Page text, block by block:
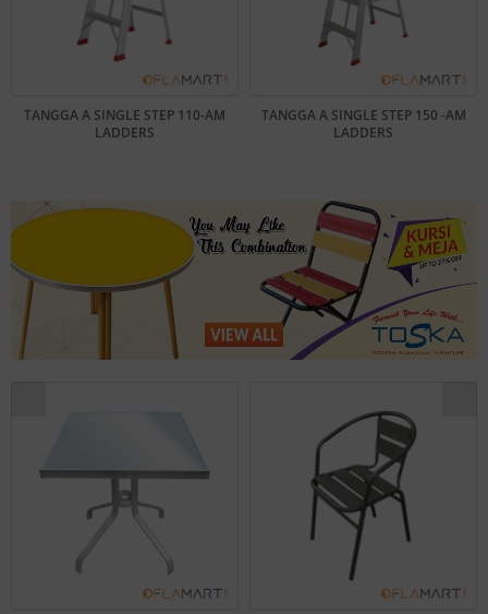
TANGGA A SINGLE STEP 110-AM
LADDERS
TANGGA A SINGLE STEP 150 -AM
LADDERS